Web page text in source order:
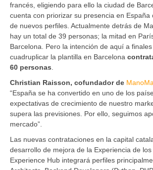
francés, eligiendo para ello la ciudad de
cuenta con priorizar su presencia en España
de nuevos perfiles. Actualmente detrás de
hay un total de 39 personas; la mitad en
Barcelona. Pero la intención de aquí a
cuadruplicar la plantilla en Barcelona
60 personas
Christian Raisson, cofundador de
“España se ha convertido en uno de los
expectativas de crecimiento de nuestro
supera las previsiones. Por ello, seguimos
mercado”.
Las nuevas contrataciones en la capital
desarrollo de mejora de la Experiencia de los
Experience Hub integrará perfiles